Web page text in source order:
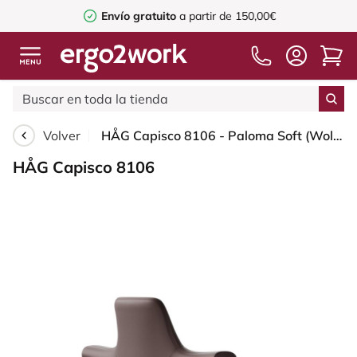
Envío gratuito a partir de 150,00€
Volver HÅG Capisco 8106 - Paloma Soft (Wollsdorf) - Cuero semi-anilina - ATG55130 - Dark brown - White - 200 mm (seat height 46-64cm) - Hard castors for soft floors
HÅG Capisco 8106